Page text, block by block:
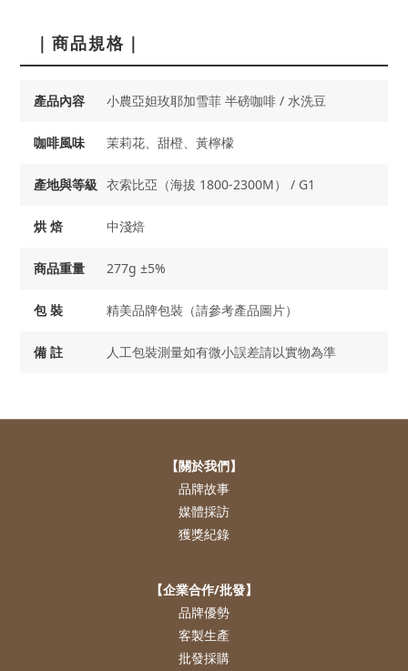
｜商品規格｜
產品內容 小農亞妲玫耶加雪菲 半磅咖啡 / 水洗豆
咖啡風味 茉莉花、甜橙、黃檸檬
產地與等級 衣索比亞（海拔 1800-2300M） / G1
烘 焙 中淺焙
商品重量 277g ±5%
包 裝 精美品牌包裝（請參考產品圖片）
備 註 人工包裝測量如有微小誤差請以實物為準
【關於我們】
品牌故事
媒體採訪
獲獎紀錄
【企業合作/批發】
品牌優勢
客製生產
批發採購